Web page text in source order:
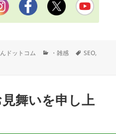
ドットコム
カ・雑感
タ
SEO,
舞いを申し上